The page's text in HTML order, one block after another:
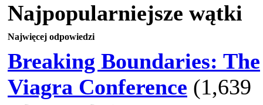
Najpopularniejsze wątki
Najwięcej odpowiedzi
Breaking Boundaries: The
Viagra Conference (1,639